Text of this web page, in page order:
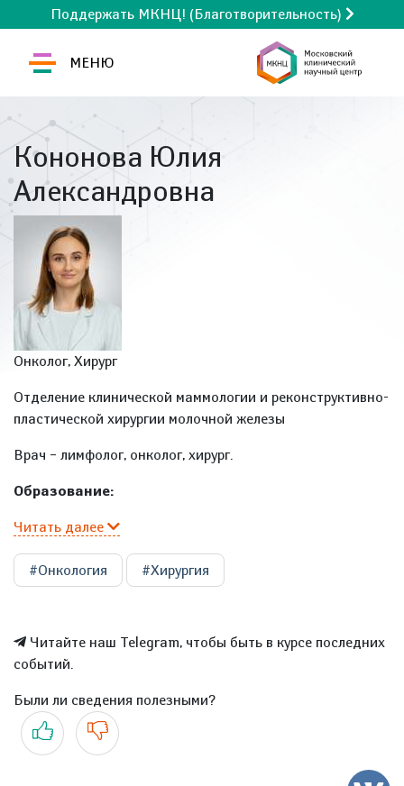
Поддержать МКНЦ! (Благотворительность)
МЕНЮ
Кононова Юлия
Александровна
Онколог, Хирург
Отделение клинической маммологии и реконструктивно-
пластической хирургии молочной железы
Врач – лимфолог, онколог, хирург.
Образование:
Читать далее
#Онкология #Хирургия
Читайте наш Telegram, чтобы быть в курсе последних
событий.
Были ли сведения полезными?
Да Нет